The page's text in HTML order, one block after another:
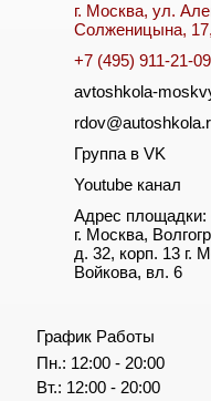
г. Москва, ул.
Солженицына,
+7 (495) 911-21-09
avtoshkola-
Группа в VK
Youtube канал
Адрес площадки:
г. Москва,
д. 32, корп. 13 г.
Войкова, вл. 6
График Работы
Пн.: 12:00 - 20:00
Вт.: 12:00 - 20:00